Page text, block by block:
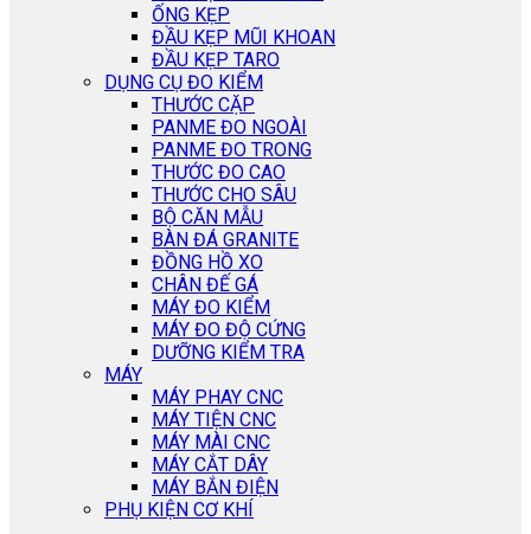
ỐNG KẸP
ĐẦU KẸP MŨI KHOAN
ĐẦU KẸP TARO
DỤNG CỤ ĐO KIỂM
THƯỚC CẶP
PANME ĐO NGOÀI
PANME ĐO TRONG
THƯỚC ĐO CAO
THƯỚC CHO SÂU
BỘ CĂN MẪU
BÀN ĐÁ GRANITE
ĐỒNG HỒ XO
CHÂN ĐẾ GÁ
MÁY ĐO KIỂM
MÁY ĐO ĐỘ CỨNG
DƯỠNG KIỂM TRA
MÁY
MÁY PHAY CNC
MÁY TIỆN CNC
MÁY MÀI CNC
MÁY CẮT DÂY
MÁY BẮN ĐIỆN
PHỤ KIỆN CƠ KHÍ